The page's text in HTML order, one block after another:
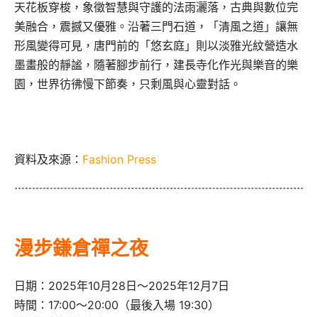
天花板穿梭，象徵智慧與守護的法雨灑落，古典與數位完
美融合，震撼又優雅。沿著三門石道，「清風之道」讓無
形風變得可見，唐門前的「悠玄庭」則以淡雅光紋營造水
墨畫般的靜謐，隨著腳步前行，建長寺化作光與樂音的樂
園，世界彷彿慢下節奏，只剩風與心靈對話。
資料及來源： Fashion Press
漫步鎌倉禪之夜
日期：2025年10月28日～2025年12月7日
時間：17:00～20:00（最後入場 19:30）